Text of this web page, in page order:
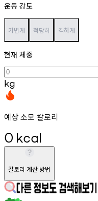
운동 강도
가볍게 적당히 격하게
현재 체중
kg
예상 소모 칼로리
0 kcal
칼로리 계산 방법